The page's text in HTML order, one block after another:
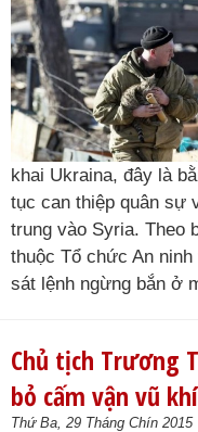
khai Ukraina, đây là
tục can thiệp quân sự
trung vào Syria. Theo
thuộc Tổ chức An
sát lệnh ngừng bắn ở
Chủ tịch Trương
bỏ cấm vận vũ
Thứ Ba, 29 Tháng Chín 2015